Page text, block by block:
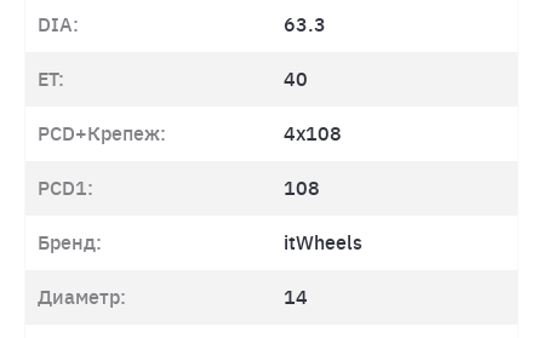
DIA: 63.3
ET: 40
PCD+Крепеж: 4x108
PCD1: 108
Бренд: itWheels
Диаметр: 14